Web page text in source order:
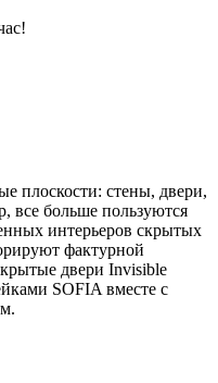
плоскости: стены, двери,
все больше пользуются
интерьеров скрытых
фактурной
двери Invisible
SOFIA вместе с